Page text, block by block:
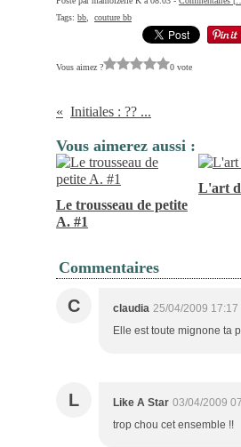
Tags: bb couture bb
Vous aimez ? 0 vote
Initiales : ?? ...
Vous aimerez aussi :
Le trousseau de petite
A. #1
L'art
Commentaires
C claudia 25/04/2009 17:17
Elle est toute mignone ta
L Like A Star 03/04/2009
trop chou cet ensemble !!